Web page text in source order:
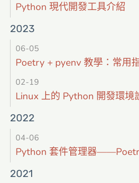
Python 現代開發工具介紹
2023
06-05
Poetry + pyenv 教學：常用
02-19
Linux 上的 Python 開發環境
2022
04-06
Python 套件管理器
2021